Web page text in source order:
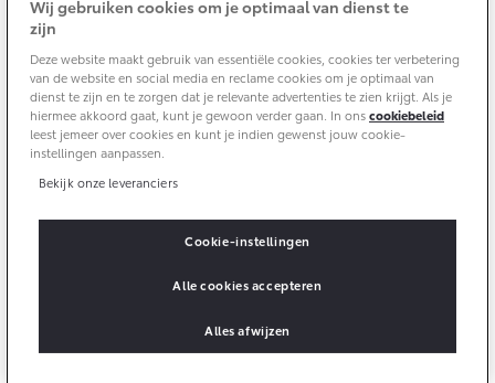
Yaris Cross
HYBRIDE
BATTERIJ-ELEKTRISCH
Corolla Touring Sports
Werkplaatsafspraak
Onderhoud op Maat
APK
Airco check
Vakantiecheck
Toyota handleidingen
Schade & Garantie
Private Lease
Wat is Private Lease?
Bereken je maandbedrag
Private Lease voor ZZP
Zakelijk
Zakelijk
Toyota voor de zaak
Werkplaatsafspraak maken
100% elektrisch. 100% Toyota. De nieuwe bZ4X Touring
combineert kracht, comfort en all-wheel drive met een
imposante actieradius tot 591 km**. En met Toyota
zorgeloos in, zonder verrassingen.
Bereken je maandbedrag
Wij gebruiken cookies om je optimaal van dienst te
zijn
Deze website maakt gebruik van essentiële cookies, cookies ter verbetering
van de website en social media en reclame cookies om je optimaal van
dienst te zijn en te zorgen dat je relevante advertenties te zien krijgt. Als je
hiermee akkoord gaat, kunt je gewoon verder gaan. In onscookiebeleid
leest jemeer over cookies en kunt je indien gewenst jouw cookie-
instellingen aanpassen.
Bekijk onze leveranciers
Cookie-instellingen
Alles afwijzen
Alle cookies accepteren